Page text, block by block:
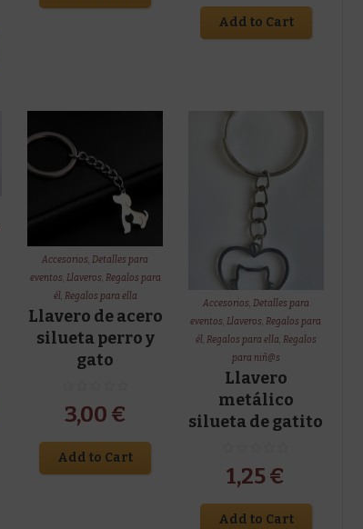
Add to Cart
Accesorios,Detalles para
eventos, Llaveros, Regalos para
él, Regalos para ella
Llavero de acero
silueta perro y
gato
3,00 €
Add to Cart
Accesorios, Detalles para
eventos,Llaveros,Regalos para
él, Regalos para ella, Regalos
para niñ@s
Llavero
metálico
silueta de gatito
1,25€
Add to Cart